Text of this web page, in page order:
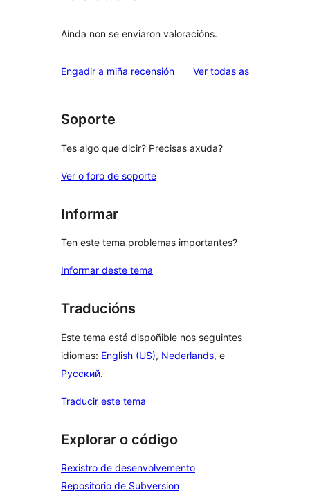
Aínda non se enviaron valoracións.
Engadir a miña recensión Ver todas asvaloracións
Soporte
Tes algo que dicir? Precisas axuda?
Ver o foro de soporte
Informar
Ten este tema problemas importantes?
Informar deste tema
Traducións
Este tema está dispoñible nos seguintes
idiomas: English (US), Nederlands, e
Русский.
Traducir este tema
Explorar o código
Rexistro de desenvolvemento
Repositorio de Subversion